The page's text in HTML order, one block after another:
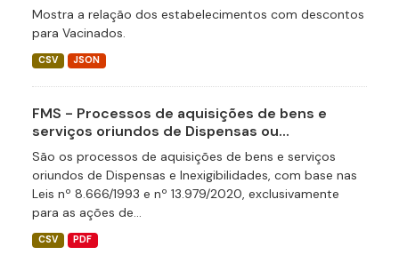
Mostra a relação dos estabelecimentos com descontos
para Vacinados.
CSV JSON
FMS - Processos de aquisições de bens e
serviços oriundos de Dispensas ou...
São os processos de aquisições de bens e serviços
oriundos de Dispensas e Inexigibilidades, com base nas
Leis nº 8.666/1993 e nº 13.979/2020, exclusivamente
para as ações de...
CSV PDF